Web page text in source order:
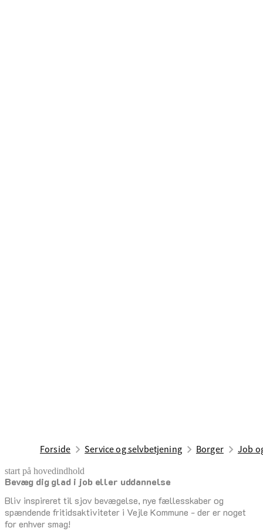
Forside Service og selvbetjening Borger Job
start på hovedindhold
Bevæg dig glad i job eller uddannelse
Bliv inspireret til sjov bevægelse, nye fællesskaber og
spændende fritidsaktiviteter i Vejle Kommune - der er noget
for enhver smag!
senest opdateret 19. februar 2026